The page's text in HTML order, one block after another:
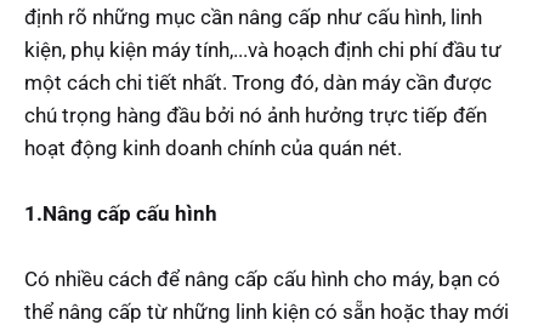
định rõ những mục cần nâng cấp như cấu hình, linh
kiện, phụ kiện máy tính,...và hoạch định chi phí đầu tư
một cách chi tiết nhất. Trong đó, dàn máy cần được
chú trọng hàng đầu bởi nó ảnh hưởng trực tiếp đến
hoạt động kinh doanh chính của quán nét.
1.Nâng cấp cấu hình
Có nhiều cách để nâng cấp cấu hình cho máy, bạn có
thể nâng cấp từ những linh kiện có sẵn hoặc thay mới